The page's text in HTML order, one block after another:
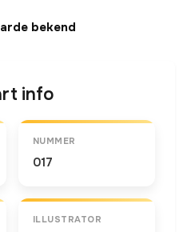
bekend
info
NUMMER
017
ILLUSTRATOR